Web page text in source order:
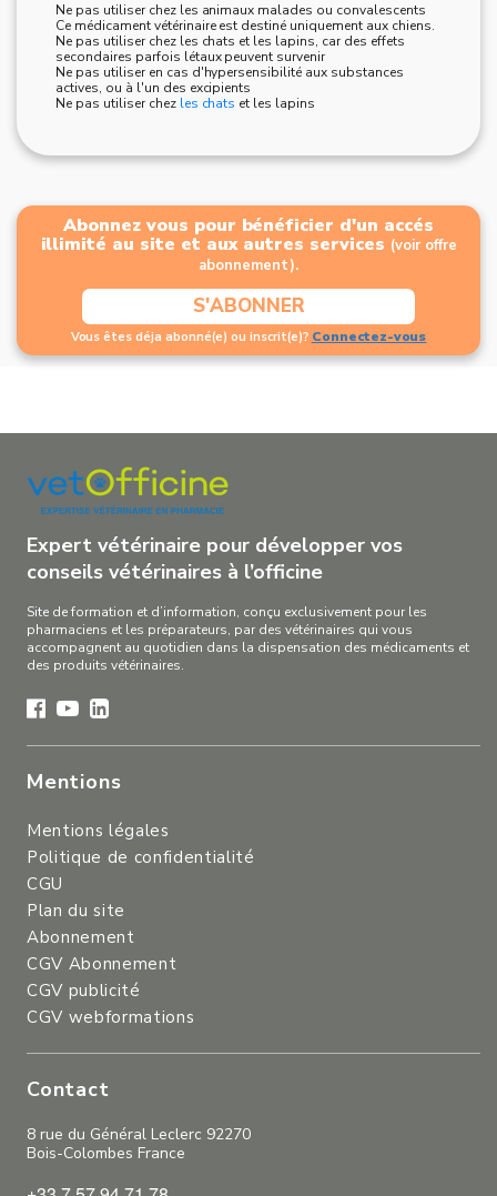
Ne pas utiliser chez les animaux malades ou convalescents
Ce médicament vétérinaire est destiné uniquement aux chiens.
Ne pas utiliser chez les chats et les lapins, car des effets
secondaires parfois létaux peuvent survenir
Ne pas utiliser en cas d'hypersensibilité aux substances
actives, ou à l'un des excipients
Ne pas utiliser chez les chats et les lapins
Abonnez vous pour bénéficier d'un accés
illimité au site et aux autres services (voir offre
abonnement).
S'ABONNER
Vous êtes déja abonné(e) ou inscrit(e)? Connectez-vous
Expert vétérinaire pour développer vos
conseils vétérinaires à l’officine
Site de formation et d’information, conçu exclusivement pour les
pharmaciens et les préparateurs, par des vétérinaires qui vous
accompagnent au quotidien dans la dispensation des médicaments et
des produits vétérinaires.
Mentions
Mentions légales
Politique de confidentialité
CGU
Plan du site
Abonnement
CGV Abonnement
CGV publicité
CGV webformations
Contact
8 rue du Général Leclerc 92270
Bois-Colombes France